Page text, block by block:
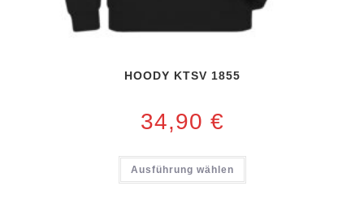
HOODY KTSV 1855
34,90 €
Ausführung wählen